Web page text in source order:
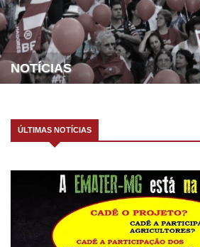
NOTÍCIAS
ÚLTIMAS NOTÍCIAS